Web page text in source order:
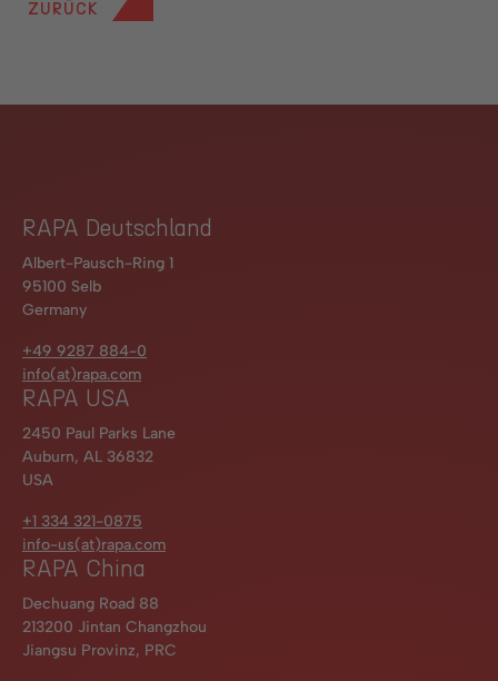
ZURÜCK
RAPA Deutschland
Albert-Pausch-Ring 1
95100 Selb
Germany
+49 9287 884-0
info(at)rapa.com
RAPA USA
2450 Paul Parks Lane
Auburn, AL 36832
USA
+1 334 321-0875
info-us(at)rapa.com
RAPA China
Dechuang Road 88
213200 Jintan Changzhou
Jiangsu Provinz, PRC